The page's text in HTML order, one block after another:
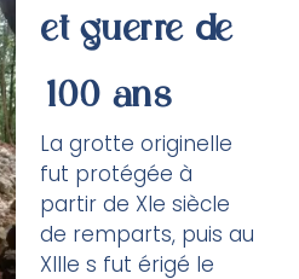
et guerre de
100 ans
La grotte originelle
fut protégée à
partir de XIe siècle
de remparts, puis au
XIIIe s fut érigé le